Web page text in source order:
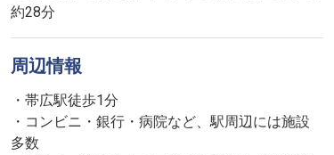
約28分
周辺情報
・帯広駅徒歩1分
・コンビニ・銀行・病院など、駅周辺には施設
多数